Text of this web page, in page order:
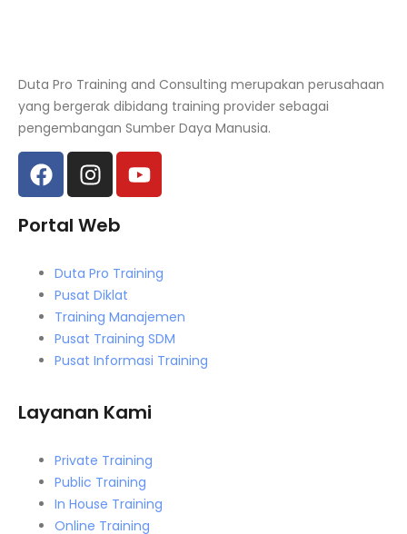
Duta Pro Training and Consulting merupakan perusahaan
yang bergerak dibidang training provider sebagai
pengembangan Sumber Daya Manusia.
Portal Web
Duta Pro Training
Pusat Diklat
Training Manajemen
Pusat Training SDM
Pusat Informasi Training
Layanan Kami
Private Training
Public Training
In House Training
Online Training